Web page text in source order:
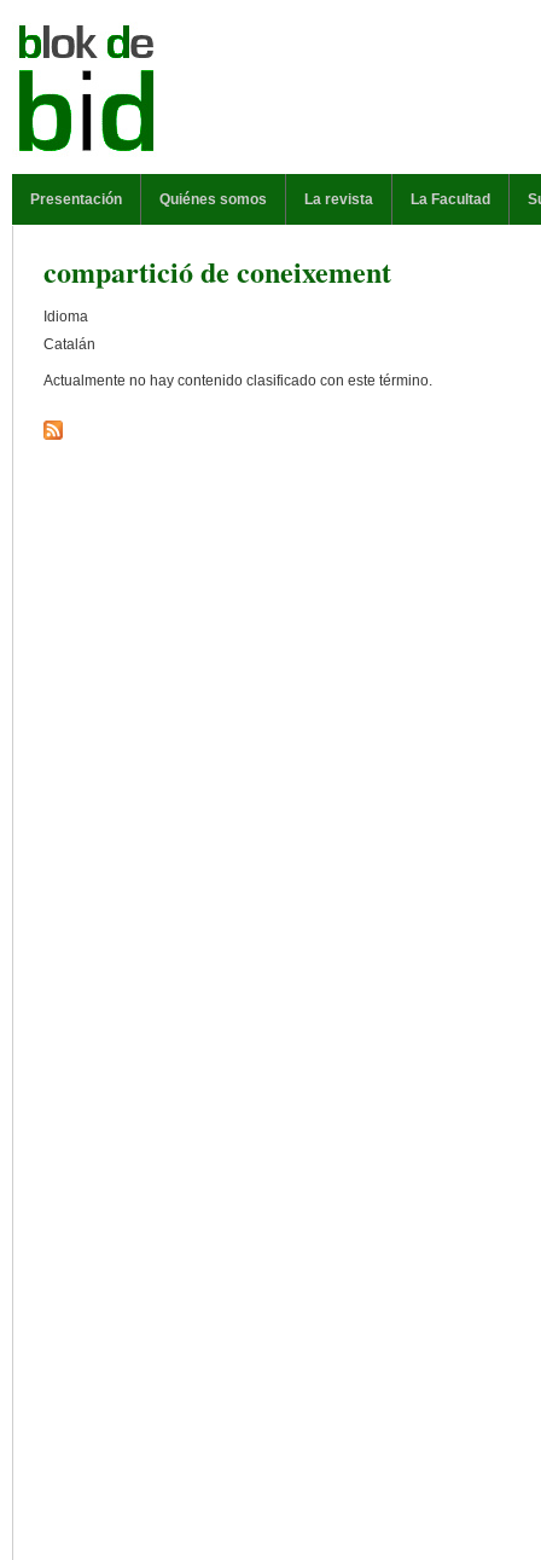
Presentación Quiénes somos La revista La Facultad
compartició de coneixement
Idioma
Catalán
Actualmente no hay contenido clasificado con este término.